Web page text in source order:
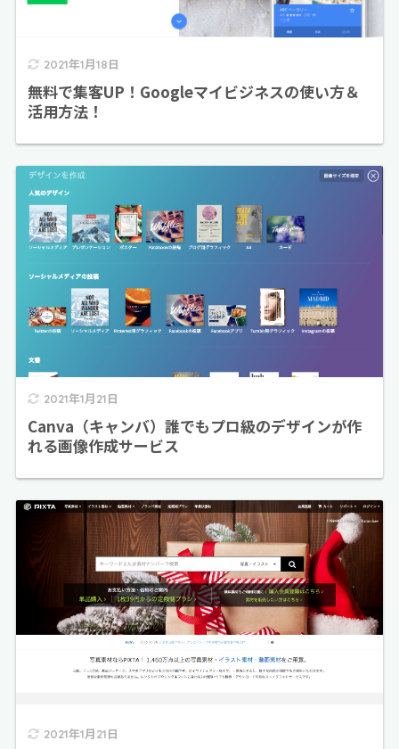
2021年1月18日
無料で集客UP！Googleマイビジネスの使い方＆
活用方法！
2021年1月21日
Canva（キャンバ）誰でもプロ級のデザインが作
れる画像作成サービス
2021年1月21日